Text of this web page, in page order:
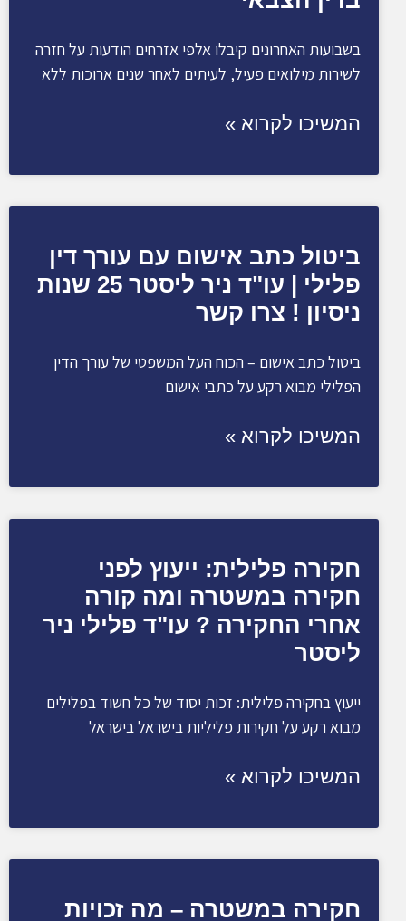
בשבועות האחרונים קיבלו אלפי אזרחים הודעות על חזרה
לשירות מילואים פעיל, לעיתים לאחר שנים ארוכות ללא
המשיכו לקרוא »
ביטול כתב אישום עם עורך דין
פלילי | עו"ד ניר ליסטר 25 שנות
ניסיון ! צרו קשר
ביטול כתב אישום – הכוח העל המשפטי של עורך הדין
הפלילי מבוא רקע על כתבי אישום
המשיכו לקרוא »
חקירה פלילית: ייעוץ לפני
חקירה במשטרה ומה קורה
אחרי החקירה ? עו"ד פלילי ניר
ליסטר
ייעוץ בחקירה פלילית: זכות יסוד של כל חשוד בפלילים
מבוא רקע על חקירות פליליות בישראל בישראל
המשיכו לקרוא »
חקירה במשטרה – מה זכויות